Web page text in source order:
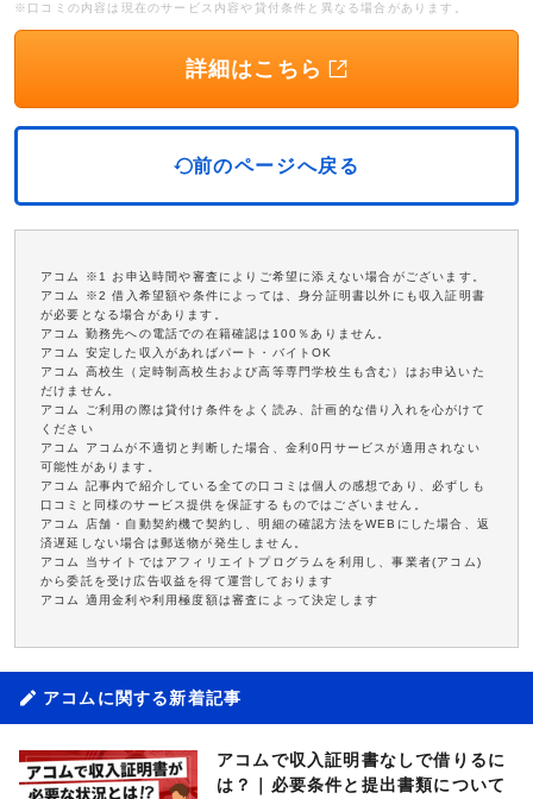
※口コミの内容は現在のサービス内容や貸付条件と異なる場合があります。
詳細はこちら
前のページへ戻る
アコム ※1 お申込時間や審査によりご希望に添えない場合がございます。
アコム ※2 借入希望額や条件によっては、身分証明書以外にも収入証明書
が必要となる場合があります。
アコム 勤務先への電話での在籍確認は100％ありません。
アコム 安定した収入があればパート・バイトOK
アコム 高校生（定時制高校生および高等専門学校生も含む）はお申込いた
だけません。
アコム ご利用の際は貸付け条件をよく読み、計画的な借り入れを心がけて
ください
アコム アコムが不適切と判断した場合、金利0円サービスが適用されない
可能性があります。
アコム 記事内で紹介している全ての口コミは個人の感想であり、必ずしも
口コミと同様のサービス提供を保証するものではございません。
アコム 店舗・自動契約機で契約し、明細の確認方法をWEBにした場合、返
済遅延しない場合は郵送物が発生しません。
アコム 当サイトではアフィリエイトプログラムを利用し、事業者(アコム)
から委託を受け広告収益を得て運営しております
アコム 適用金利や利用極度額は審査によって決定します
アコムに関する新着記事
アコムで収入証明書なしで借りるに
は？｜必要条件と提出書類について